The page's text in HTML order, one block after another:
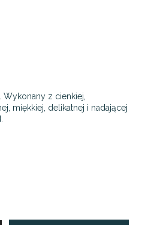
Wykonany z cienkiej,
miękkiej, delikatnej i nadającej